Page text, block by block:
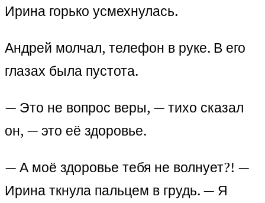
Ирина горько усмехнулась.
Андрей молчал, телефон в руке. В его
глазах была пустота.
— Это не вопрос веры, — тихо сказал
он, — это её здоровье.
— А моё здоровье тебя не волнует?! —
Ирина ткнула пальцем в грудь. — Я